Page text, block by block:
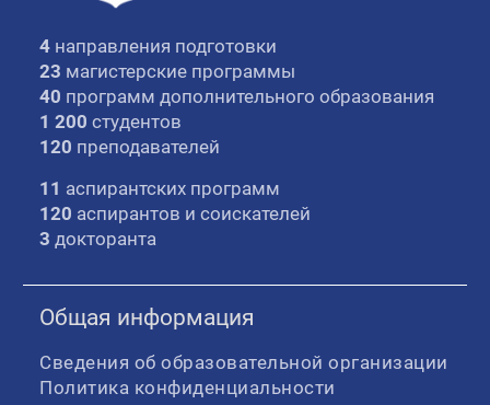
4 направления подготовки
23 магистерские программы
40 программ дополнительного образования
1 200 студентов
120 преподавателей
11 аспирантских программ
120 аспирантов и соискателей
3 докторанта
Общая информация
Сведения об образовательной организации
Политика конфиденциальности